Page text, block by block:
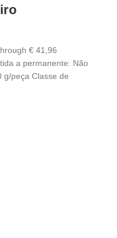
€ 41,96
a permanente: Não
g/peça Classe de